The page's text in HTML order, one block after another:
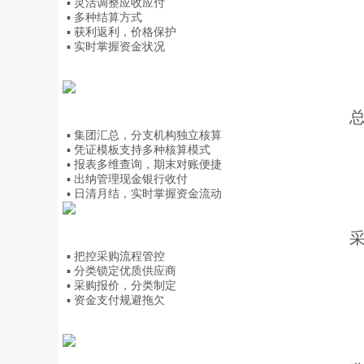
▪ 多种结算方式
▪ 获利返利，价格保护
▪ 实时掌握资金状况
▪ 集团汇总，分支机构独立核算
▪ 凭证模板支持多种核算模式
▪ 报表多维查询，期末对账便捷
▪ 出纳管理现金银行收付
▪ 日清月结，实时掌握资金流动
▪ 把控采购流程管控
▪ 分类锁定优质供应商
▪ 采购报价，分类制定
▪ 资金支付规避拖欠